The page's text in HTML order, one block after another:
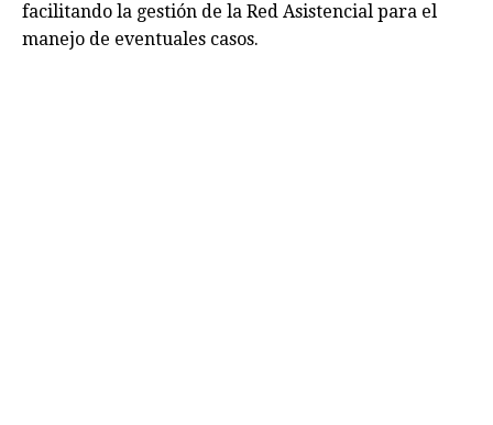
facilitando la gestión de la Red Asistencial para el
manejo de eventuales casos.